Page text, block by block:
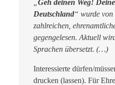
Geh deinen Weg!
Deutschland“ wurde
zahlreichen,
gegengelesen. Aktuell
Sprachen übersetzt. (…)
Interessierte dürfen/
drucken (lassen). Für